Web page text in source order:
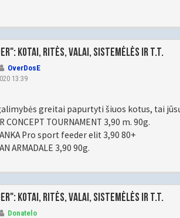
kotai, ritės, valai, sistemėlės ir t.t.
OverDosE
13:39
greitai papurtyti šiuos kotus, tai
CONCEPT TOURNAMENT 3,90 m. 90g.
Pro sport feeder elit 3,90 80+
ARMADALE 3,90 90g.
kotai, ritės, valai, sistemėlės ir t.t.
Donatelo